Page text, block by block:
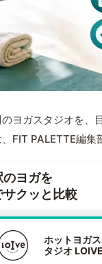
ヨガスタジオを、
FIT PALETTE編集
ヨガを
クッと比較
ホットヨガス
タジオ LOIVE